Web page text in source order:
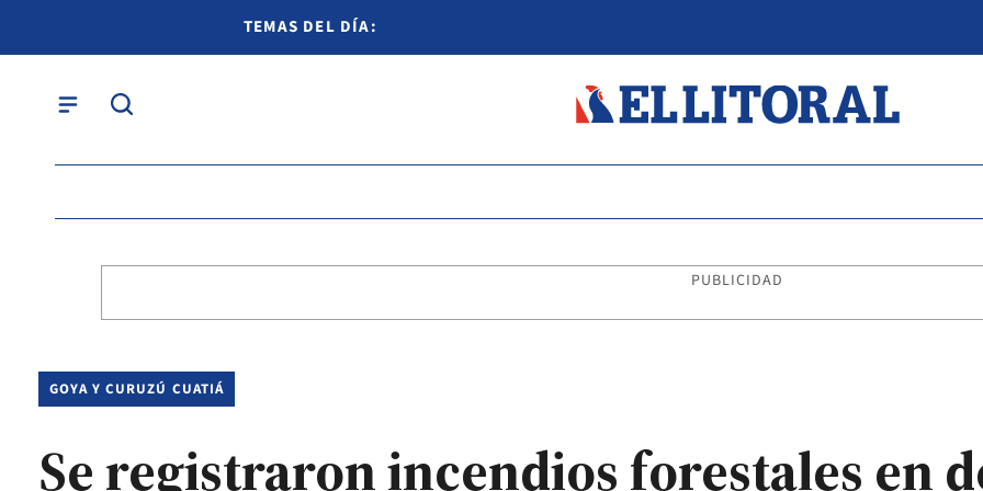
TEMAS DEL DÍA:
PUBLICIDAD
GOYA Y CURUZÚ CUATIÁ
Se registraron incendios forestales en